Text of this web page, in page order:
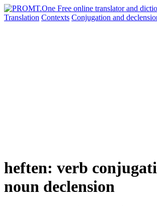
Translation Contexts Conjugation and
heften: verb
noun declension